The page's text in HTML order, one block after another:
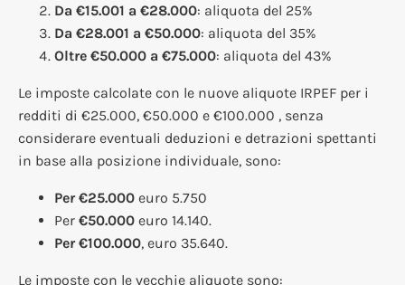
Da €15.001 a €28.000: aliquota del 25%
Da €28.001 a €50.000: aliquota del 35%
Oltre €50.000 a €75.000: aliquota del 43%
Le imposte calcolate con le nuove aliquote IRPEF per i
redditi di €25.000, €50.000 e €100.000 , senza
considerare eventuali deduzioni e detrazioni spettanti
in base alla posizione individuale, sono:
Per €25.000 euro 5.750
Per €50.000 euro 14.140.
Per €100.000, euro 35.640.
Le imposte con le vecchie aliquote sono: